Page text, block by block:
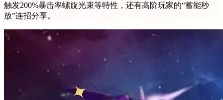
触发200%暴击率螺旋光束等特性，还有高阶玩家的“蓄能秒
放”连招分享。